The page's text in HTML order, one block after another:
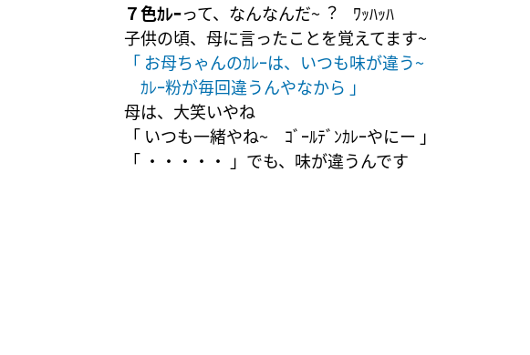
７色ｶﾚｰって、なんなんだ~︖ ﾜｯﾊｯﾊ
子供の頃、母に言ったことを覚えてます~
「 お母ちゃんのｶﾚｰは、いつも味が違う~
ｶﾚｰ粉が毎回違うんやなから 」
母は、大笑いやね
「 いつも一緒やね~ ｺﾞｰﾙﾃﾞﾝｶﾚｰやにー 」
「 ・・・・・ 」でも、味が違うんです